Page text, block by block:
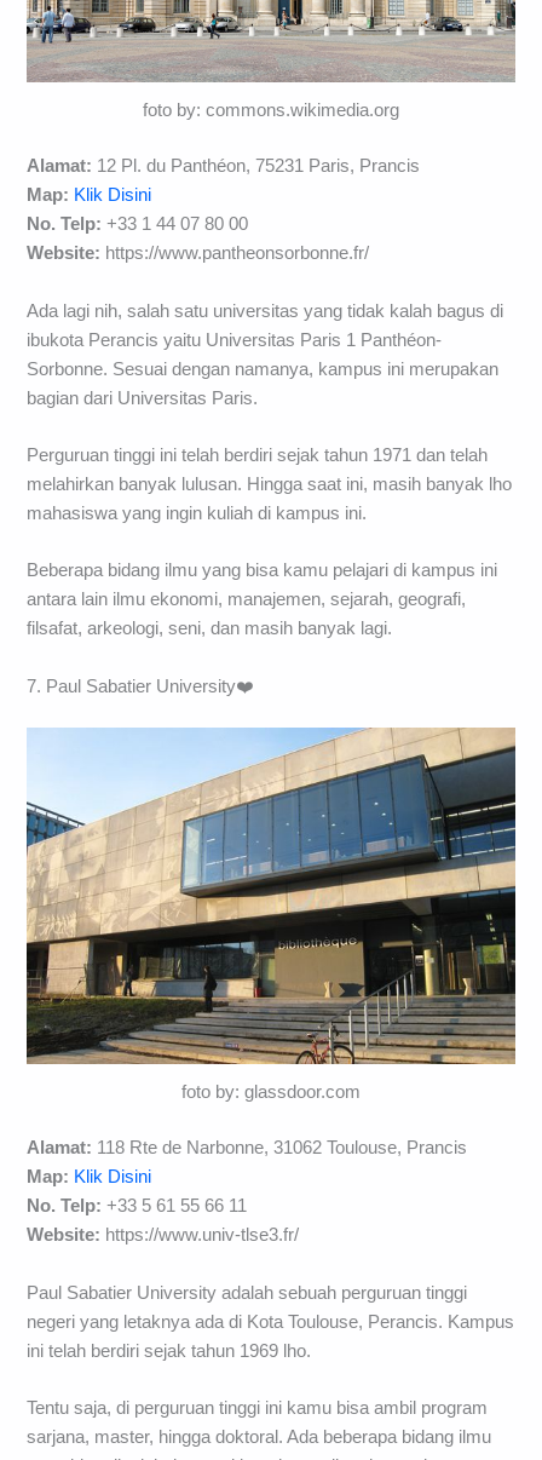
foto by: commons.wikimedia.org
Alamat: 12 Pl. du Panthéon, 75231 Paris, Prancis
Map: Klik Disini
No. Telp:+33 1 44 07 80 00
Website: https://www.pantheonsorbonne.fr/
Ada lagi nih, salah satu universitas yang tidak kalah bagus di
ibukota Perancis yaitu Universitas Paris 1 Panthéon-
Sorbonne. Sesuai dengan namanya, kampus ini merupakan
bagian dari Universitas Paris.
Perguruan tinggi ini telah berdiri sejak tahun 1971 dan telah
melahirkan banyak lulusan. Hingga saat ini, masih banyak lho
mahasiswa yang ingin kuliah di kampus ini.
Beberapa bidang ilmu yang bisa kamu pelajari di kampus ini
antara lain ilmu ekonomi, manajemen, sejarah, geografi,
filsafat, arkeologi, seni, dan masih banyak lagi.
7. Paul Sabatier University❤️
foto by: glassdoor.com
Alamat: 118 Rte de Narbonne, 31062 Toulouse, Prancis
Map: Klik Disini
No. Telp:+33 5 61 55 66 11
Website: https://www.univ-tlse3.fr/
Paul Sabatier University adalah sebuah perguruan tinggi
negeri yang letaknya ada di Kota Toulouse, Perancis. Kampus
ini telah berdiri sejak tahun 1969 lho.
Tentu saja, di perguruan tinggi ini kamu bisa ambil program
sarjana, master, hingga doktoral. Ada beberapa bidang ilmu